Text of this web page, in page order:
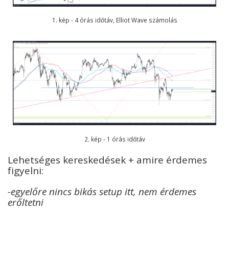
1. kép - 4 órás időtáv, Elliot Wave számolás
2. kép - 1 órás időtáv
Lehetséges kereskedések + amire érdemes
figyelni:
-egyelőre nincs bikás setup itt, nem érdemes
erőltetni